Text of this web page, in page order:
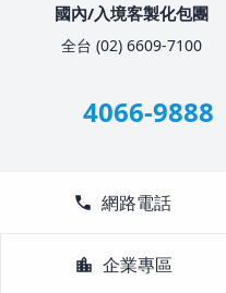
國內/入境客製化包團
全台 (02) 6609-7100
4066-9888
call 網路電話
location_city 企業專區